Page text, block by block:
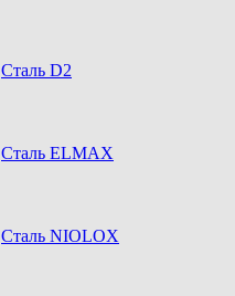
Сталь D2
Сталь ELMAX
Сталь NIOLOX